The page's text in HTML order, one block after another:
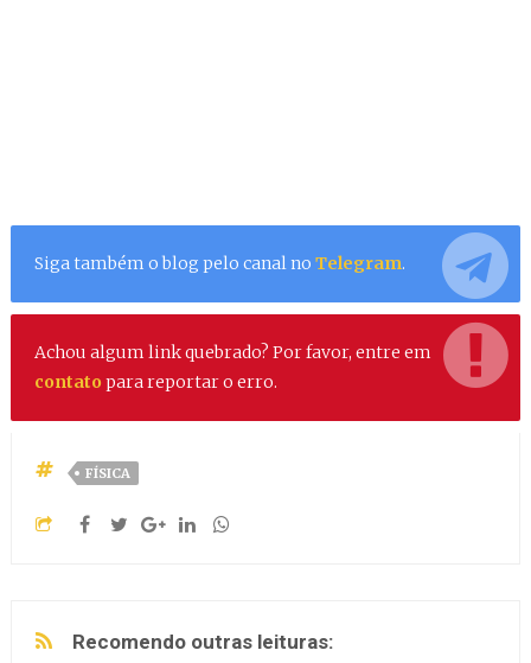
Siga também o blog pelo canal no Telegram.
Achou algum link quebrado? Por favor, entre em
contato para reportar o erro.
FÍSICA
Recomendo outras leituras: